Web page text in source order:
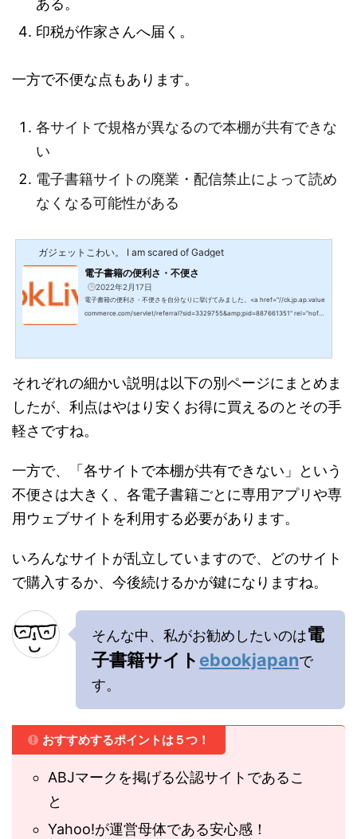
ある。
印税が作家さんへ届く。
一方で不便な点もあります。
各サイトで規格が異なるので本棚が共有できな
い
電子書籍サイトの廃業・配信禁止によって読め
なくなる可能性がある
ガジェットこわい。 I am scared of Gadget
電子書籍の便利さ・不便さ
2022年2月17日
電子書籍の便利さ・不便さを自分なりに挙げてみました。<a href="//ck.jp.ap.value
commerce.com/servlet/referral?sid=3329755&amp;pid=887661351" rel="nofol
それぞれの細かい説明は以下の別ページにまとめま
したが、利点はやはり安くお得に買えるのとその手
軽さですね。
一方で、「各サイトで本棚が共有できない」という
不便さは大きく、各電子書籍ごとに専用アプリや専
用ウェブサイトを利用する必要があります。
いろんなサイトが乱立していますので、どのサイト
で購入するか、今後続けるかが鍵になりますね。
そんな中、私がお勧めしたいのは電
子書籍サイト ebookjapanで
す。
おすすめするポイントは５つ！
ABJマークを掲げる公認サイトであるこ
と
Yahoo!が運営母体である安心感！